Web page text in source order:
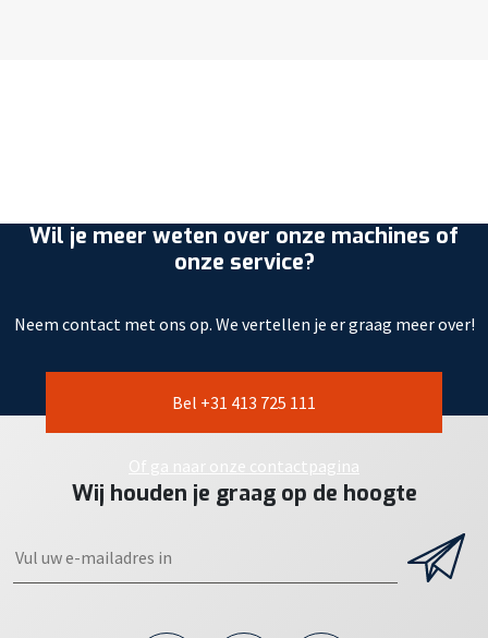
Wil je meer weten over onze machines of
onze service?
Neem contact met ons op. We vertellen je er graag meer over!
Bel +31 413 725 111
Of ga naar onze contactpagina
Wij houden je graag op de hoogte